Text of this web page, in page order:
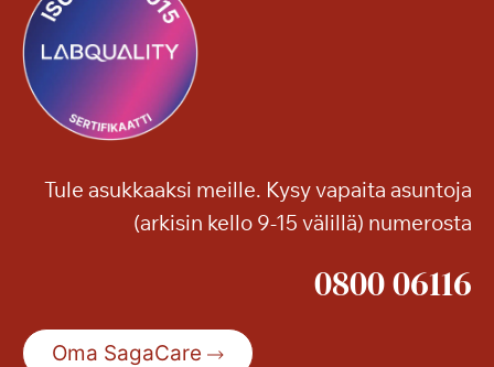
Tule asukkaaksi meille. Kysy vapaita asuntoja
(arkisin kello 9-15 välillä) numerosta
0800 06116
Oma SagaCare